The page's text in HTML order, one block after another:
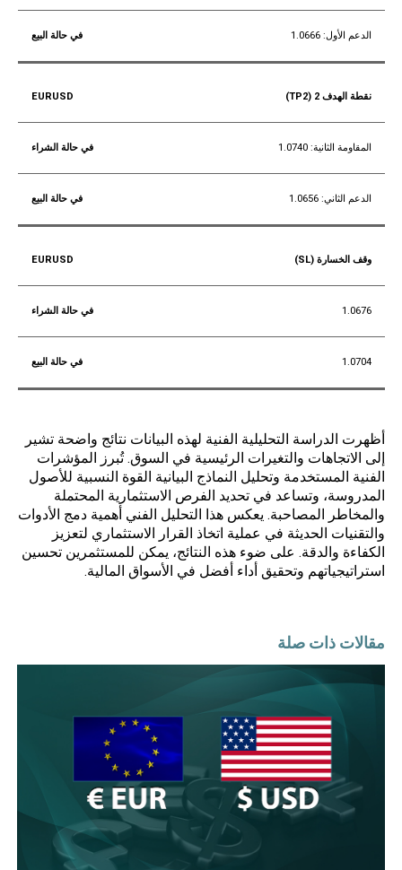
الدعم الأول: 1.0666
نقطة الهدف 2 (TP2)
المقاومة الثانية: 1.0740
الدعم الثاني: 1.0656
وقف الخسارة (SL)
1.0676
1.0704
أظهرت الدراسة التحليلية الفنية لهذه البيانات نتائج واضحة تشير
إلى الاتجاهات والتغيرات الرئيسية في السوق. تُبرز المؤشرات
الفنية المستخدمة وتحليل النماذج البيانية القوة النسبية للأصول
المدروسة، وتساعد في تحديد الفرص الاستثمارية المحتملة
والمخاطر المصاحبة. يعكس هذا التحليل الفني أهمية دمج الأدوات
والتقنيات الحديثة في عملية اتخاذ القرار الاستثماري لتعزيز
الكفاءة والدقة. على ضوء هذه النتائج، يمكن للمستثمرين تحسين
استراتيجياتهم وتحقيق أداء أفضل في الأسواق المالية.
مقالات ذات صلة